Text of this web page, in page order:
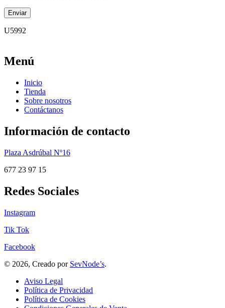
U5992
Menú
Inicio
Tienda
Sobre nosotros
Contáctanos
Información de contacto
Plaza Asdrúbal Nº16
677 23 97 15
Redes Sociales
Instagram
Tik Tok
Facebook
© 2026, Creado por SevNode’s.
Aviso Legal
Política de Privacidad
Política de Cookies